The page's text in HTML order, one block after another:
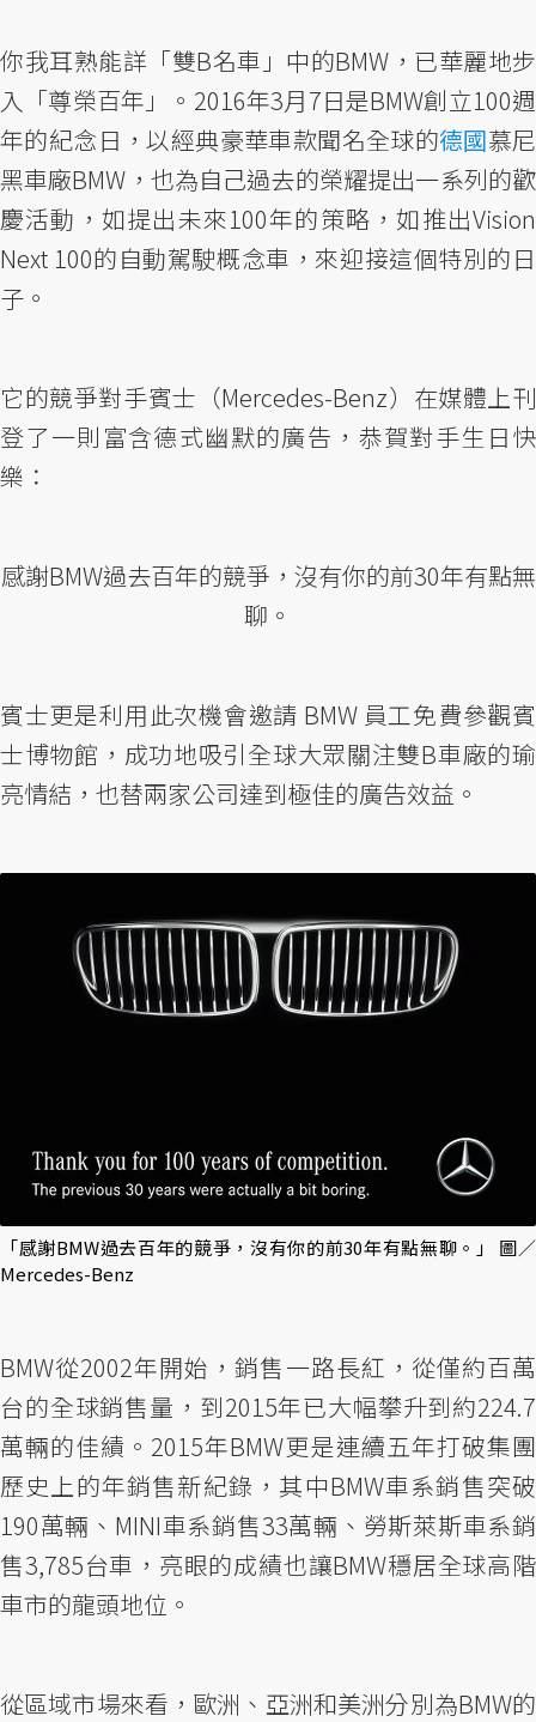
你我耳熟能詳「雙B名車」中的BMW，已華麗地步
入「尊榮百年」。2016年3月7日是BMW創立100週
年的紀念日，以經典豪華車款聞名全球的德國慕尼
黑車廠BMW，也為自己過去的榮耀提出一系列的歡
慶活動，如提出未來100年的策略，如推出Vision
Next 100的自動駕駛概念車，來迎接這個特別的日
子。
它的競爭對手賓士（Mercedes-Benz）在媒體上刊
登了一則富含德式幽默的廣告，恭賀對手生日快
樂：
感謝BMW過去百年的競爭，沒有你的前30年有點無
聊。
賓士更是利用此次機會邀請 BMW 員工免費參觀賓
士博物館，成功地吸引全球大眾關注雙B車廠的瑜
亮情結，也替兩家公司達到極佳的廣告效益。
「感謝BMW過去百年的競爭，沒有你的前30年有點無聊。」 圖／
Mercedes-Benz
BMW從2002年開始，銷售一路長紅，從僅約百萬
台的全球銷售量，到2015年已大幅攀升到約224.7
萬輛的佳績。2015年BMW更是連續五年打破集團
歷史上的年銷售新紀錄，其中BMW車系銷售突破
190萬輛、MINI車系銷售33萬輛、勞斯萊斯車系銷
售3,785台車，亮眼的成績也讓BMW穩居全球高階
車市的龍頭地位。
從區域市場來看，歐洲、亞洲和美洲分別為BMW的